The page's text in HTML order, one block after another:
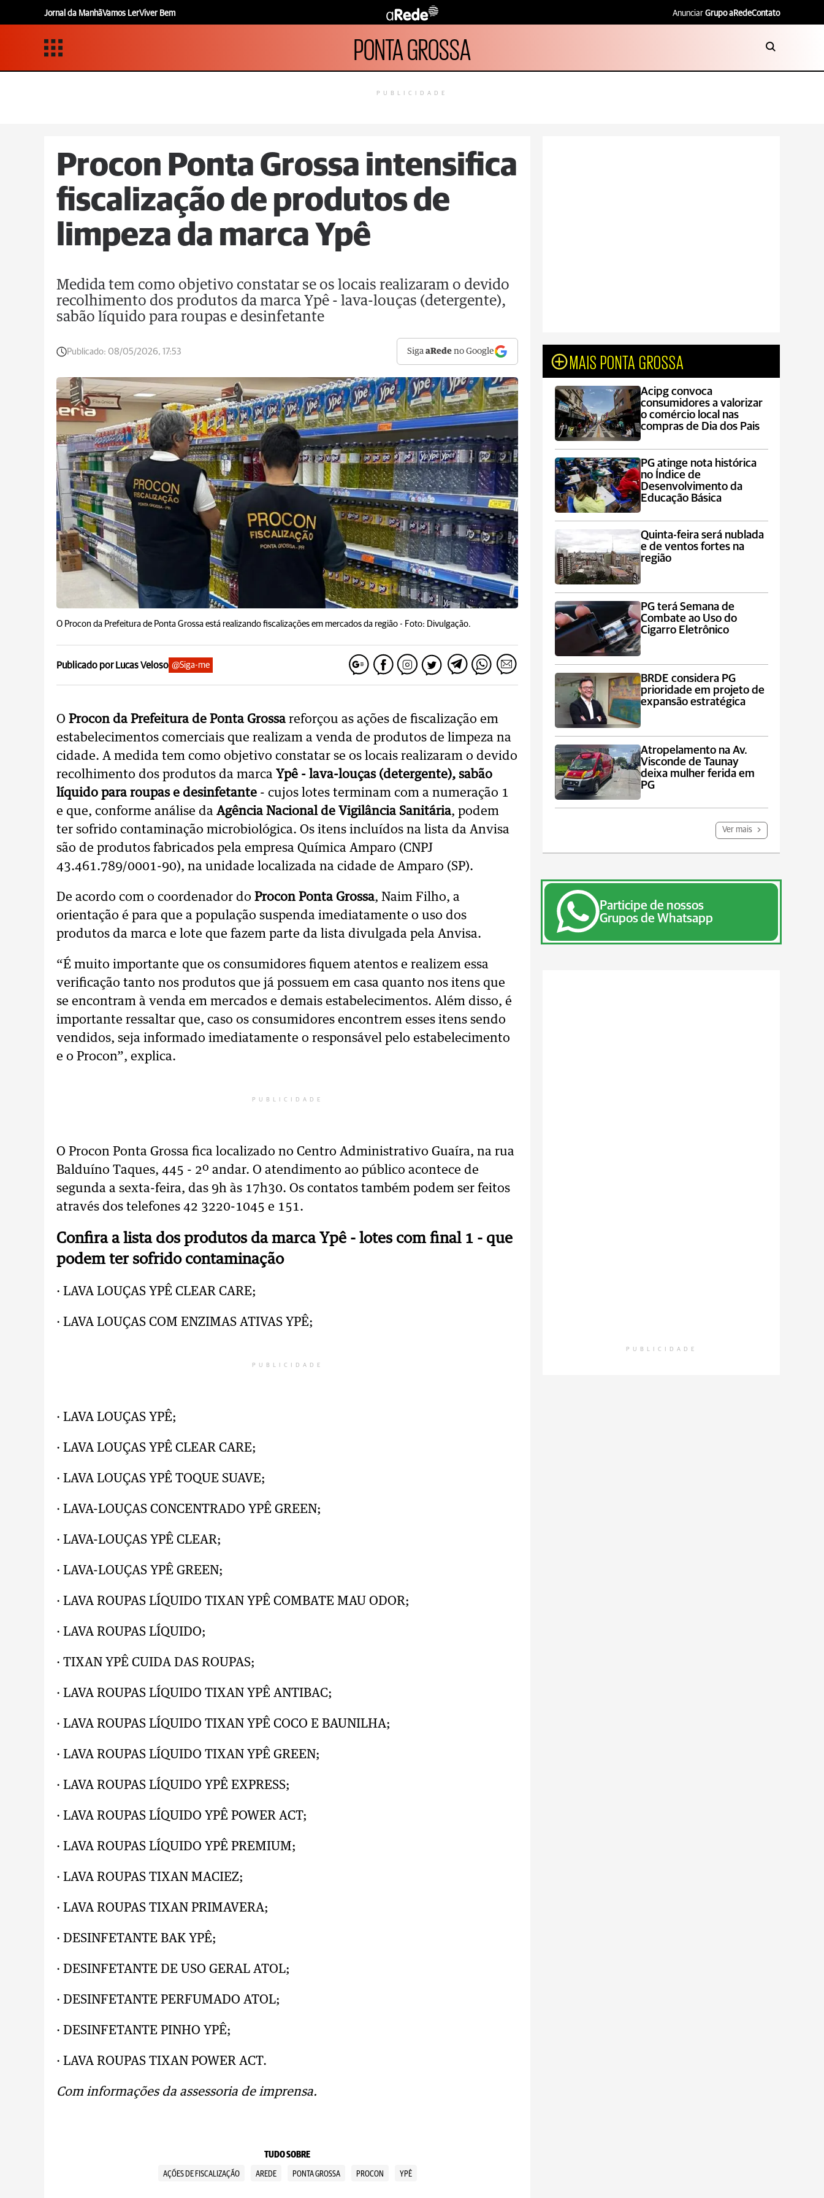
Jornal da ManhãVamos LerViver Bem Anunciar Grupo aRedeContato
PONTA GROSSA
PUBLICIDADE
Procon Ponta Grossa intensifica
fiscalização de produtos de
limpeza da marca Ypê
Medida tem como objetivo constatar se os locais realizaram o devido
recolhimento dos produtos da marca Ypê - lava-louças (detergente),
sabão líquido para roupas e desinfetante
Publicado: 08/05/2026, 17:53 SigaaRede no Google
O Procon da Prefeitura de Ponta Grossa está realizando fiscalizações em mercados da região - Foto: Divulgação.
Publicado por Lucas Veloso @Siga-me
O Procon da Prefeitura de Ponta Grossareforçou as ações de fiscalização em
estabelecimentos comerciais que realizam a venda de produtos de limpeza na
cidade. A medida tem como objetivo constatar se os locais realizaram o devido
recolhimento dos produtos da marca Ypê - lava-louças (detergente), sabão
líquido para roupas e desinfetante - cujos lotes terminam com a numeração 1
e que, conforme análise da Agência Nacional de Vigilância Sanitária, podem
ter sofrido contaminação microbiológica. Os itens incluídos na lista da Anvisa
são de produtos fabricados pela empresa Química Amparo (CNPJ
43.461.789/0001-90), na unidade localizada na cidade de Amparo (SP).
De acordo com o coordenador do Procon Ponta Grossa, Naim Filho, a
orientação é para que a população suspenda imediatamente o uso dos
produtos da marca e lote que fazem parte da lista divulgada pela Anvisa.
“É muito importante que os consumidores fiquem atentos e realizem essa
verificação tanto nos produtos que já possuem em casa quanto nos itens que
se encontram à venda em mercados e demais estabelecimentos. Além disso, é
importante ressaltar que, caso os consumidores encontrem esses itens sendo
vendidos, seja informado imediatamente o responsável pelo estabelecimento
e o Procon”, explica.
PUBLICIDADE
O Procon Ponta Grossa fica localizado no Centro Administrativo Guaíra, na rua
Balduíno Taques, 445 - 2º andar. O atendimento ao público acontece de
segunda a sexta-feira, das 9h às 17h30. Os contatos também podem ser feitos
através dos telefones 42 3220-1045 e 151.
Confira a lista dos produtos da marca Ypê - lotes com final 1 - que
podem ter sofrido contaminação
· LAVA LOUÇAS YPÊ CLEAR CARE;
· LAVA LOUÇAS COM ENZIMAS ATIVAS YPÊ;
PUBLICIDADE
· LAVA LOUÇAS YPÊ;
· LAVA LOUÇAS YPÊ CLEAR CARE;
· LAVA LOUÇAS YPÊ TOQUE SUAVE;
· LAVA-LOUÇAS CONCENTRADO YPÊ GREEN;
· LAVA-LOUÇAS YPÊ CLEAR;
· LAVA-LOUÇAS YPÊ GREEN;
· LAVA ROUPAS LÍQUIDO TIXAN YPÊ COMBATE MAU ODOR;
· LAVA ROUPAS LÍQUIDO;
· TIXAN YPÊ CUIDA DAS ROUPAS;
· LAVA ROUPAS LÍQUIDO TIXAN YPÊ ANTIBAC;
· LAVA ROUPAS LÍQUIDO TIXAN YPÊ COCO E BAUNILHA;
· LAVA ROUPAS LÍQUIDO TIXAN YPÊ GREEN;
· LAVA ROUPAS LÍQUIDO YPÊ EXPRESS;
· LAVA ROUPAS LÍQUIDO YPÊ POWER ACT;
· LAVA ROUPAS LÍQUIDO YPÊ PREMIUM;
· LAVA ROUPAS TIXAN MACIEZ;
· LAVA ROUPAS TIXAN PRIMAVERA;
· DESINFETANTE BAK YPÊ;
· DESINFETANTE DE USO GERAL ATOL;
· DESINFETANTE PERFUMADO ATOL;
· DESINFETANTE PINHO YPÊ;
· LAVA ROUPAS TIXAN POWER ACT.
Com informações da assessoria de imprensa.
TUDO SOBRE
AÇÕES DE FISCALIZAÇÃO AREDE PONTA GROSSA PROCON YPÊ
MAIS PONTA GROSSA
Acipg convoca
consumidores a valorizar
o comércio local nas
compras de Dia dos Pais
PG atinge nota histórica
no Índice de
Desenvolvimento da
Educação Básica
Quinta-feira será nublada
e de ventos fortes na
região
PG terá Semana de
Combate ao Uso do
Cigarro Eletrônico
BRDE considera PG
prioridade em projeto de
expansão estratégica
Atropelamento na Av.
Visconde de Taunay
deixa mulher ferida em
PG
Ver mais
Participe de nossos
Grupos de Whatsapp
PUBLICIDADE